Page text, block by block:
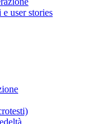
user stories